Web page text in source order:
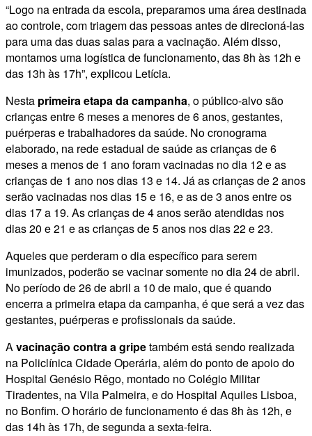
“Logo na entrada da escola, preparamos uma área destinada
ao controle, com triagem das pessoas antes de direcioná-las
para uma das duas salas para a vacinação. Além disso,
montamos uma logística de funcionamento, das 8h às 12h e
das 13h às 17h”, explicou Letícia.
Nesta primeira etapa da campanha, o público-alvo são
crianças entre 6 meses a menores de 6 anos, gestantes,
puérperas e trabalhadores da saúde. No cronograma
elaborado, na rede estadual de saúde as crianças de 6
meses a menos de 1 ano foram vacinadas no dia 12 e as
crianças de 1 ano nos dias 13 e 14. Já as crianças de 2 anos
serão vacinadas nos dias 15 e 16, e as de 3 anos entre os
dias 17 a 19. As crianças de 4 anos serão atendidas nos
dias 20 e 21 e as crianças de 5 anos nos dias 22 e 23.
Aqueles que perderam o dia específico para serem
imunizados, poderão se vacinar somente no dia 24 de abril.
No período de 26 de abril a 10 de maio, que é quando
encerra a primeira etapa da campanha, é que será a vez das
gestantes, puérperas e profissionais da saúde.
Avacinação contra a gripetambém está sendo realizada
na Policlínica Cidade Operária, além do ponto de apoio do
Hospital Genésio Rêgo, montado no Colégio Militar
Tiradentes, na Vila Palmeira, e do Hospital Aquiles Lisboa,
no Bonfim. O horário de funcionamento é das 8h às 12h, e
das 14h às 17h, de segunda a sexta-feira.